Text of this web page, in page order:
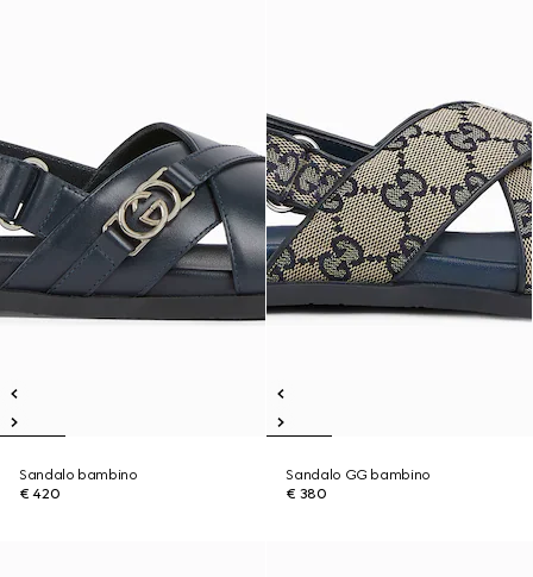
Sandalo bambino
€ 420
Sandalo GG bambino
€ 380